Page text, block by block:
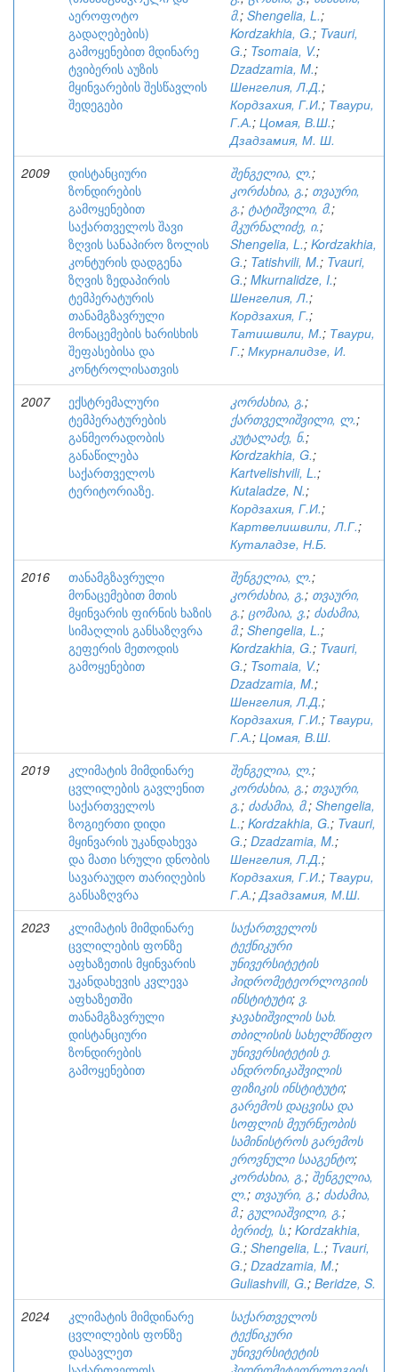
აეროფოტო
გადაღებების)
გამოყენებით მდინარე
ტვიბერის აუზის
მყინვარების შესწავლის
შედეგები
მ.; Shengelia, L.;
Kordzakhia, G.; Tvauri,
G.; Tsomaia, V.;
Dzadzamia, M.;
Шенгелия, Л.Д.;
Кордзахия, Г.И.; Тваури,
Г.А.; Цомая, В.Ш.;
Дзадзамия, М. Ш.
2009
დისტანციური
ზონდირების
გამოყენებით
საქართველოს შავი
ზღვის სანაპირო ზოლის
კონტურის დადგენა
ზღვის ზედაპირის
ტემპერატურის
თანამგზავრული
მონაცემების ხარისხის
შეფასებისა და
კონტროლისათვის
შენგელია, ლ.;
კორძახია, გ.; თვაური,
გ.; ტატიშვილი, მ.;
მკურნალიძე, ი.;
Shengelia, L.; Kordzakhia,
G.; Tatishvili, M.; Tvauri,
G.; Mkurnalidze, I.;
Шенгелия, Л.;
Кордзахия, Г.;
Татишвили, М.; Тваури,
Г.; Мкурналидзе, И.
2007
ექსტრემალური
ტემპერატურების
განმეორადობის
განაწილება
საქართველოს
ტერიტორიაზე.
კორძახია, გ.;
ქართველიშვილი, ლ.;
კუტალაძე, ნ.;
Kordzakhia, G.;
Kartvelishvili, L.;
Kutaladze, N.;
Кордзахия, Г.И.;
Картвелишвили, Л.Г.;
Куталадзе, Н.Б.
2016
თანამგზავრული
მონაცემებით მთის
მყინვარის ფირნის ხაზის
სიმაღლის განსაზღვრა
გეფერის მეთოდის
გამოყენებით
შენგელია, ლ.;
კორძახია, გ.; თვაური,
გ.; ცომაია, ვ.; ძაძამია,
მ.; Shengelia, L.;
Kordzakhia, G.; Tvauri,
G.; Tsomaia, V.;
Dzadzamia, M.;
Шенгелия, Л.Д.;
Кордзахия, Г.И.; Тваури,
Г.А.; Цомая, В.Ш.
2019
კლიმატის მიმდინარე
ცვლილების გავლენით
საქართველოს
ზოგიერთი დიდი
მყინვარის უკანდახევა
და მათი სრული დნობის
სავარაუდო თარიღების
განსაზღვრა
შენგელია, ლ.;
კორძახია, გ.; თვაური,
გ.; ძაძამია, მ.; Shengelia,
L.; Kordzakhia, G.; Tvauri,
G.; Dzadzamia, M.;
Шенгелия, Л.Д.;
Кордзахия, Г.И.; Тваури,
Г.А.;Дзадзамия, М.Ш.
2023
კლიმატის მიმდინარე
ცვლილების ფონზე
აფხაზეთის მყინვარის
უკანდახევის კვლევა
აფხაზეთში
თანამგზავრული
დისტანციური
ზონდირების
გამოყენებით
საქართველოს
ტექნიკური
უნივერსიტეტის
ჰიდრომეტეორლოგიის
ინსტიტუტი; ვ.
ჯავახიშვილის სახ.
თბილისის სახელმწიფო
უნივერსიტეტის ე.
ანდრონიკაშვილის
ფიზიკის ინსტიტუტი;
გარემოს დაცვისა და
სოფლის მეურნეობის
სამინისტროს გარემოს
ეროვნული სააგენტო;
კორძახია, გ.; შენგელია,
ლ.; თვაური, გ.; ძაძამია,
მ.; გულიაშვილი, გ.;
ბერიძე, ს.; Kordzakhia,
G.; Shengelia, L.; Tvauri,
G.; Dzadzamia, M.;
Guliashvili, G.; Beridze, S.
2024
კლიმატის მიმდინარე
ცვლილების ფონზე
დასავლეთ
საქართველოს
ტექნიკური
უნივერსიტეტის